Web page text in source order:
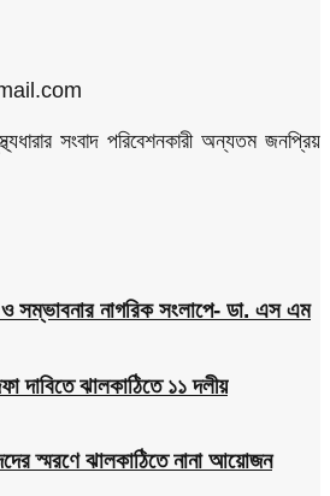
সংবাদ পরিবেশনকারী অন্যতম জনপ্রিয়
সম্ভাবনার নাগরিক সংলাপে- ডা. এস এম
দাবিতে ঝালকাঠিতে ১১ দলীয়
স্মরণে ঝালকাঠিতে নানা আয়োজন